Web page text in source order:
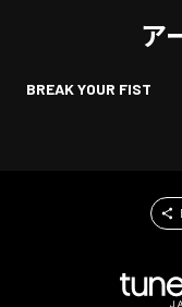
ア
BREAK YOUR FIST